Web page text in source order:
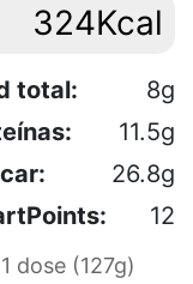
324Kcal
total:
8g
11.5g
26.8g
12
dose (127g)